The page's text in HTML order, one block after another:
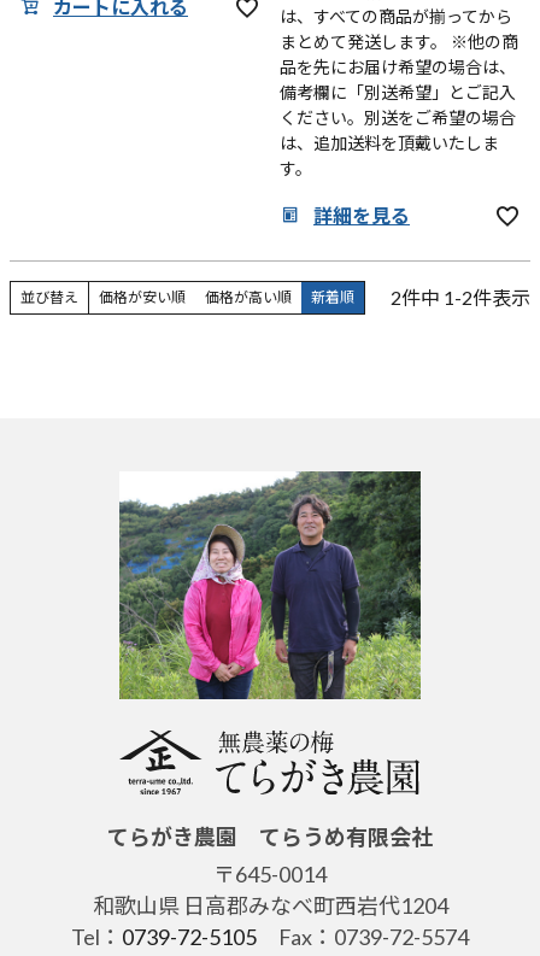
カートに入れる
は、すべての商品が揃ってから
まとめて発送します。 ※他の商
品を先にお届け希望の場合は、
備考欄に「別送希望」とご記入
ください。別送をご希望の場合
は、追加送料を頂戴いたしま
す。
詳細を見る
並び替え 価格が安い順 価格が高い順 新着順 2件中 1-2件表示
てらがき農園 てらうめ有限会社
〒645-0014
和歌山県 日高郡みなべ町西岩代1204
Tel： 0739-72-5105 Fax：0739-72-5574